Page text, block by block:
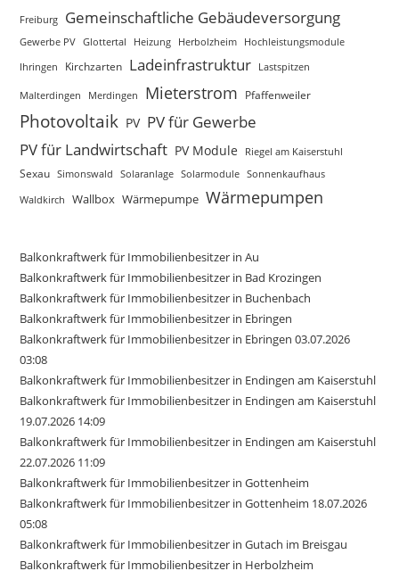
Freiburg Gemeinschaftliche Gebäudeversorgung
Gewerbe PV Glottertal Heizung Herbolzheim
Hochleistungsmodule
Ihringen
Kirchzarten Ladeinfrastruktur Lastspitzen
Malterdingen Merdingen Mieterstrom Pfaffenweiler
Photovoltaik PV PV für Gewerbe
PV für Landwirtschaft PV Module Riegel am Kaiserstuhl
Sexau Simonswald Solaranlage Solarmodule
Sonnenkaufhaus
Waldkirch
Wallbox Wärmepumpe Wärmepumpen
Balkonkraftwerk für Immobilienbesitzer in Au
Balkonkraftwerk für Immobilienbesitzer in Bad Krozingen
Balkonkraftwerk für Immobilienbesitzer in Buchenbach
Balkonkraftwerk für Immobilienbesitzer in Ebringen
Balkonkraftwerk für Immobilienbesitzer in Ebringen 03.07.2026
03:08
Balkonkraftwerk für Immobilienbesitzer in Endingen am Kaiserstuhl
Balkonkraftwerk für Immobilienbesitzer in Endingen am Kaiserstuhl
19.07.2026 14:09
Balkonkraftwerk für Immobilienbesitzer in Endingen am Kaiserstuhl
22.07.2026 11:09
Balkonkraftwerk für Immobilienbesitzer in Gottenheim
Balkonkraftwerk für Immobilienbesitzer in Gottenheim 18.07.2026
05:08
Balkonkraftwerk für Immobilienbesitzer in Gutach im Breisgau
Balkonkraftwerk für Immobilienbesitzer in Herbolzheim